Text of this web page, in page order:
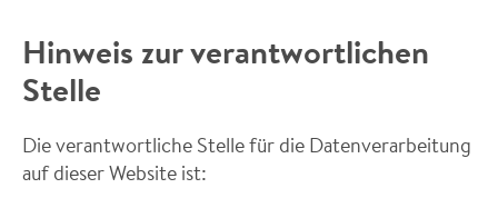
Hinweis zur verantwortlichen
Stelle
Die verantwortliche Stelle für die Datenverarbeitung
auf dieser Website ist: